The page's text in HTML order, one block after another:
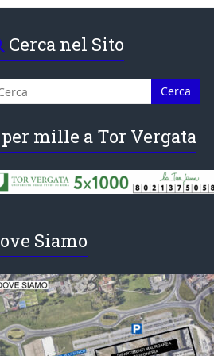
Cerca nel Sito
per mille a Tor Vergata
Siamo